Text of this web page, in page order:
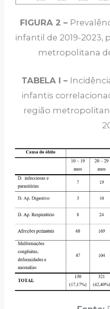
FIGURA 2 –
infantil de 2019-2023,
metropolitana
TABELA I –
infantis
região